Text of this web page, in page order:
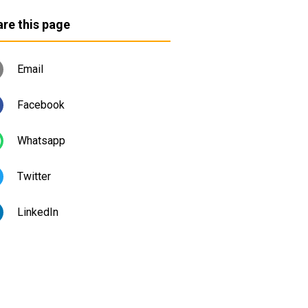
this page
Email
Facebook
Whatsapp
Twitter
LinkedIn